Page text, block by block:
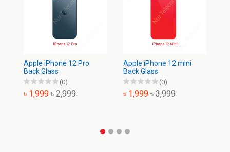
Apple iPhone 12 Pro
Back Glass
(0)
৳ 1,999 ৳ 2,999
Apple iPhone 12 mini
Back Glass
(0)
৳ 1,999 ৳ 3,999